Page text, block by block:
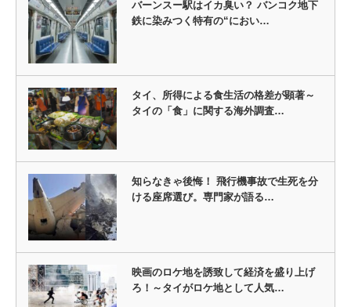
バーンスー駅はイカ臭い？ バンコク地下
鉄に染みつく特有の“におい…
タイ、所得による食生活の格差が顕著～
タイの「食」に関する海外調査…
知らなきゃ後悔！ 飛行機事故で生死を分
ける座席選び。専門家が語る…
映画のロケ地を誘致して経済を盛り上げ
ろ！～タイがロケ地として人気…